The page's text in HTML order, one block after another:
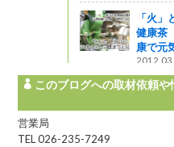
「火
健康茶
康で元
このブログへの取材依頼
営業局
TEL 026-235-7249